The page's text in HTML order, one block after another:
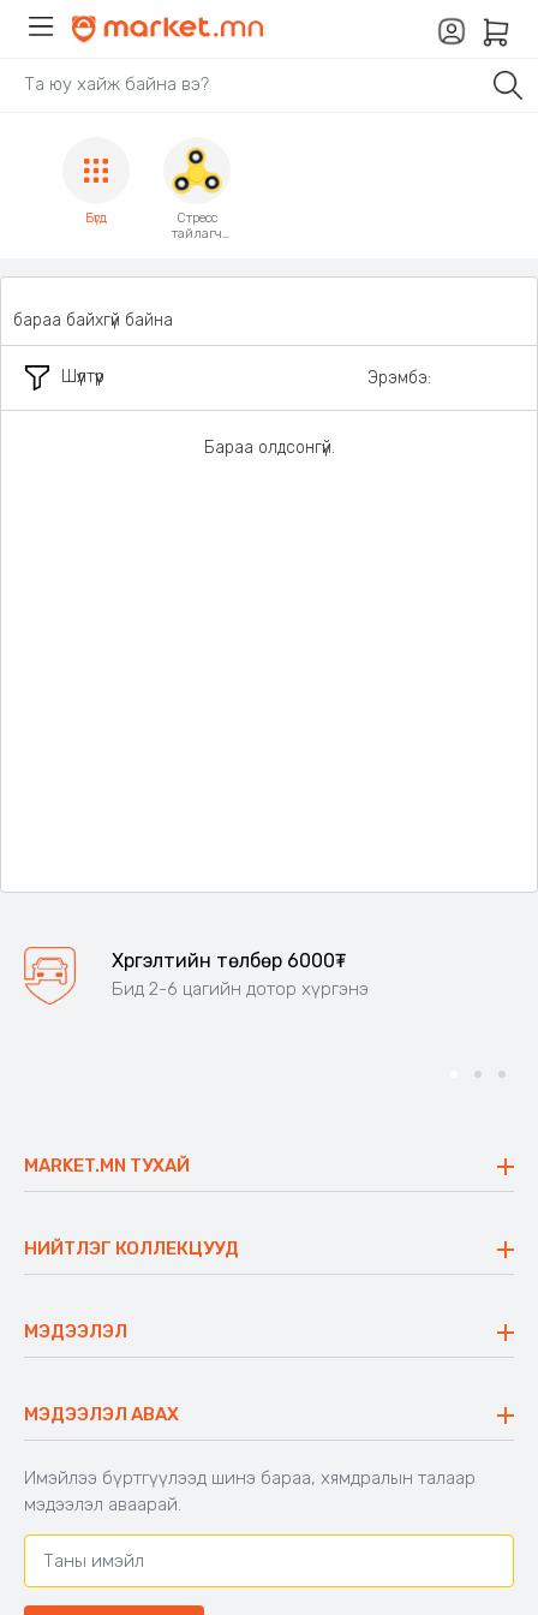
Бүгд
Стресс
тайлагч
Шүүлтүүр
бараа байхгүй байна
Эрэмбэ:
Бараа олдсонгүй.
Хүргэлтийн төлбөр 6000₮
Бид 2-6 цагийн дотор хүргэнэ
MARKET.MN ТУХАЙ
Үнэт зүйлс
Ажлын байр
Блог
НИЙТЛЭГ КОЛЛЕКЦУУД
Сүүдрэвч
Аяны ширээ
Аяны түшлэгтэй сандал
МЭДЭЭЛЭЛ
Буцаалтын журам
Захиалга шалгах
Хамтран ажиллах
Холбоо барих
МЭДЭЭЛЭЛ АВАХ
Имэйлээ бүртгүүлээд шинэ бараа, хямдралын талаар
мэдээлэл аваарай.